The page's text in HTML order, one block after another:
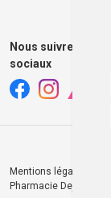
Nous suivre sur
sociaux
Mentions légales
Pharmacie Dejardin